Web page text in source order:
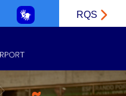
RQS
de Belo Horizonte